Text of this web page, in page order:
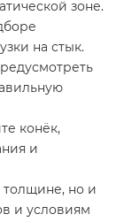
зоне.
на стык.
конёк,
и
толщине, но и
и условиям